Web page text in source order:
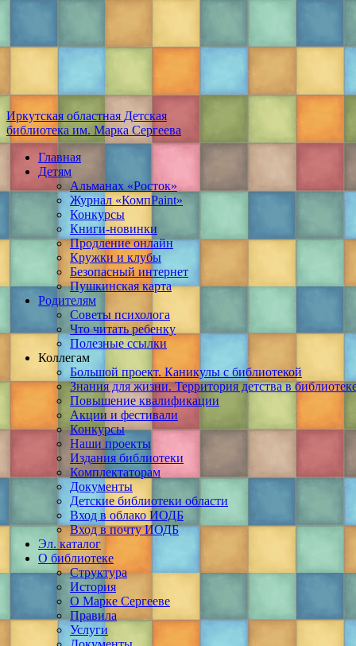
Иркутская областная Детская
библиотека им. Марка Сергеева
Главная
Детям
Альманах «Росток»
Журнал «КомпPaint»
Конкурсы
Книги-новинки
Продление онлайн
Кружки и клубы
Безопасный интернет
Пушкинская карта
Родителям
Советы психолога
Что читать ребенку
Полезные ссылки
Коллегам
Большой проект. Каникулы с библиотекой
Знания для жизни. Территория детства в
Повышение квалификации
Акции и фестивали
Конкурсы
Наши проекты
Издания библиотеки
Комплектаторам
Документы
Детские библиотеки области
Вход в облако ИОДБ
Вход в почту ИОДБ
Эл. каталог
О библиотеке
Структура
История
О Марке Сергееве
Правила
Услуги